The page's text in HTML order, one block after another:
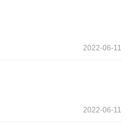
2022-06-11
2022-06-11